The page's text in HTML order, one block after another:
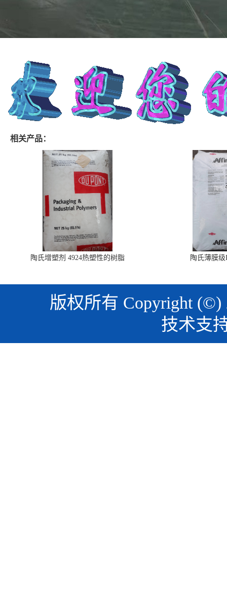
相关产品：
陶氏增塑剂 4924热塑性的树脂 陶氏薄膜级
版权所有 Copyright
技术支